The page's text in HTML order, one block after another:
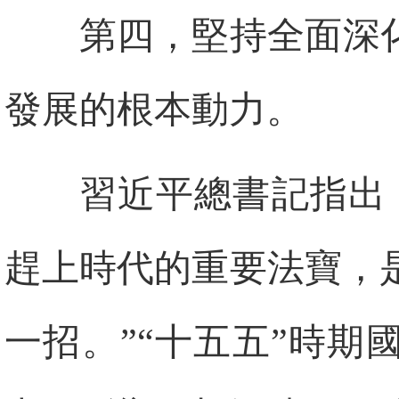
第四，堅持全面深
發展的根本動力。
習近平總書記指
趕上時代的重要法寶，
一招。”“十五五”時期